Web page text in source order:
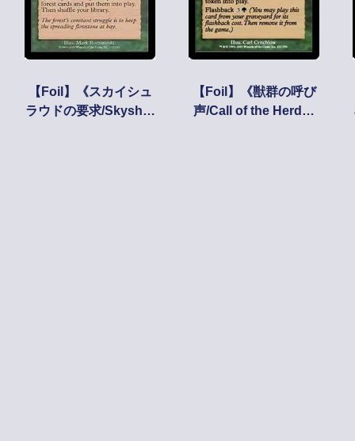
【Foil】《スカイシュ
ラウドの要求/Skyshro
【Foil】《獣群の呼び
声/Call of the Herd》